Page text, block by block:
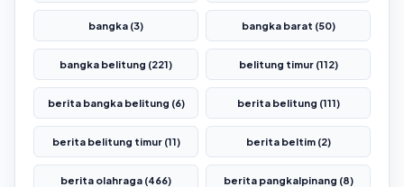
bangka (3) bangka barat (50)
bangka belitung (221) belitung timur (112)
berita bangka belitung (6) berita belitung (111)
berita belitung timur (11) berita beltim (2)
berita olahraga (466) berita pangkalpinang (8)